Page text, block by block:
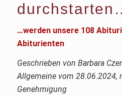
…werden unsere 108
Abiturienten
Geschrieben von Barbara
Allgemeine vom 28.06.2024,
Genehmigung